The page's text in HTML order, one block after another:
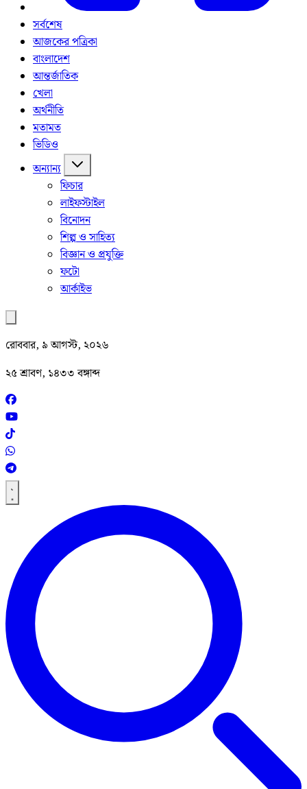
সর্বশেষ
আজকের পত্রিকা
বাংলাদেশ
আন্তর্জাতিক
খেলা
অর্থনীতি
মতামত
ভিডিও
অন্যান্য
ফিচার
লাইফস্টাইল
বিনোদন
শিল্প ও সাহিত্য
বিজ্ঞান ও প্রযুক্তি
ফটো
আর্কাইভ
রোববার, ৯ আগস্ট, ২০২৬
২৫ শ্রাবণ, ১৪৩৩ বঙ্গাব্দ